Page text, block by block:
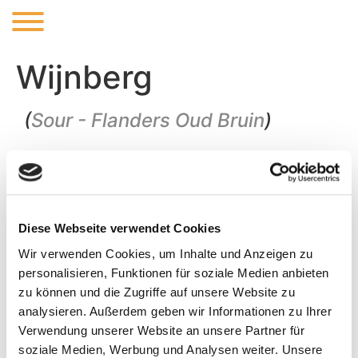
Diese Webseite verwendet Cookies
Wir verwenden Cookies, um Inhalte und Anzeigen zu
personalisieren, Funktionen für soziale Medien anbieten
zu können und die Zugriffe auf unsere Website zu
analysieren. Außerdem geben wir Informationen zu Ihrer
Verwendung unserer Website an unsere Partner für
soziale Medien, Werbung und Analysen weiter. Unsere
Wijnberg
(Sour - Flanders Oud Bruin)
Kortrijk en Oudenaarde. This beer is a blend of our own
young- and 2 year old wood aged oud bruin. For
Foederbier“ from our neighbours in Bellegem, brewery
Vanderghinste
ABV: 5% IBU: